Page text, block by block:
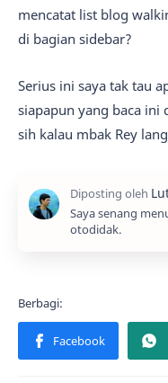
mencatat list blog
di bagian sidebar?
Serius ini saya tak tau
siapapun yang baca ini
sih kalau mbak Rey
Saya senang
otodidak.